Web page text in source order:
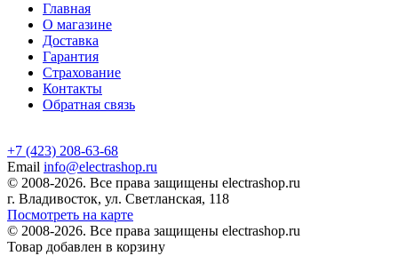
Главная
О магазине
Доставка
Гарантия
Страхование
Контакты
Обратная связь
+7 (423) 208-63-68
Email info@electrashop.ru
© 2008-2026. Все права защищены electrashop.ru
г. Владивосток, ул. Светланская, 118
Посмотреть на карте
© 2008-2026. Все права защищены electrashop.ru
Товар добавлен в корзину